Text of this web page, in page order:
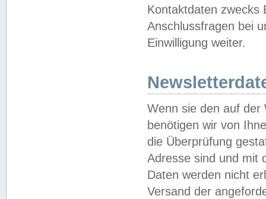
Kontaktdaten zwecks
Anschlussfragen bei
Einwilligung weiter.
Wenn sie den auf der
benötigen wir von
die Überprüfung
Adresse sind und mit
Daten werden nicht
Versand der